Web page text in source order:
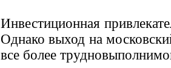
Инвестиционная
Однако выход на
все более